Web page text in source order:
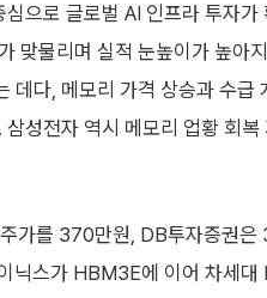
으로 글로벌 AI 인프라 투자가
맞물리며 실적 눈높이가 높아
다, 메모리 가격 상승과 수급
성전자 역시 메모리 업황 회
가를 370만원, DB투자증권은
닉스가 HBM3E에 이어 차세대